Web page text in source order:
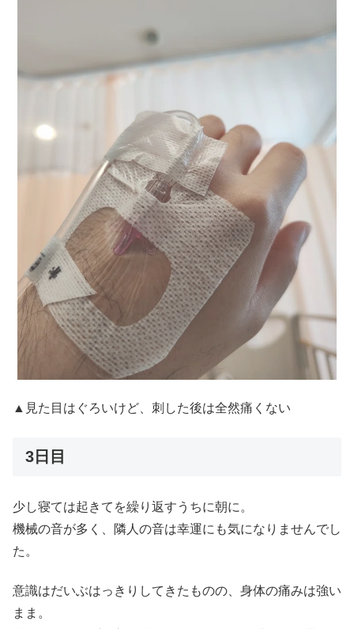
▲見た目はぐろいけど、刺した後は全然痛くない
3日目
少し寝ては起きてを繰り返すうちに朝に。
機械の音が多く、隣人の音は幸運にも気になりませんでし
た。
意識はだいぶはっきりしてきたものの、身体の痛みは強い
まま。